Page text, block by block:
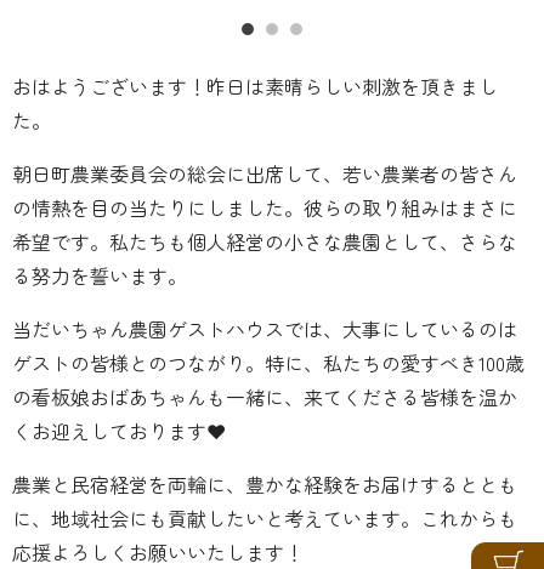
おはようございます！昨日は素晴らしい刺激を頂きまし
た。
朝日町農業委員会の総会に出席して、若い農業者の皆さん
の情熱を目の当たりにしました。彼らの取り組みはまさに
希望です。私たちも個人経営の小さな農園として、さらな
る努力を誓います。‍
当だいちゃん農園ゲストハウスでは、大事にしているのは
ゲストの皆様とのつながり。特に、私たちの愛すべき100歳
の看板娘おばあちゃんも一緒に、来てくださる皆様を温か
くお迎えしております❤️
農業と民宿経営を両輪に、豊かな経験をお届けするととも
に、地域社会にも貢献したいと考えています。これからも
応援よろしくお願いいたします！